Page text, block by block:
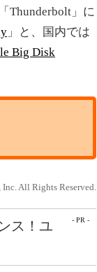
Thunderbolt」に
」と、国内では
Big Disk
All Rights Reserved.
- PR -
ス！ユ